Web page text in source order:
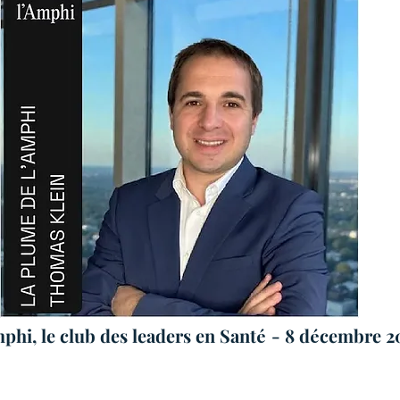
le club des leaders en Santé - 8 décembre